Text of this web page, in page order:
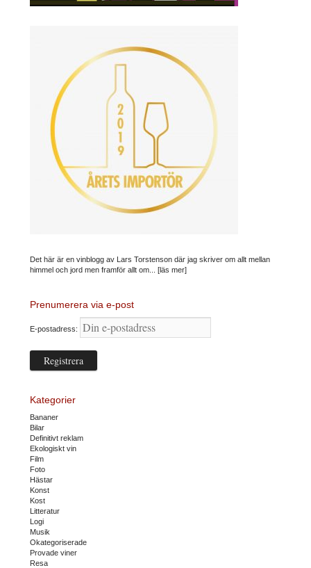
Det här är en vinblogg av Lars Torstenson där jag skriver om allt mellan
himmel och jord men framför allt om... [läs mer]
Prenumerera via e-post
E-postadress:
Kategorier
Bananer
Bilar
Definitivt reklam
Ekologiskt vin
Film
Foto
Hästar
Konst
Kost
Litteratur
Logi
Musik
Okategoriserade
Provade viner
Resa